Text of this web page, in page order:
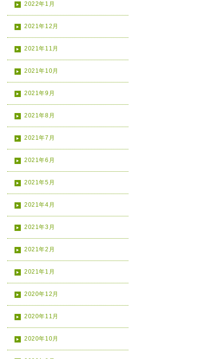
2022年1月
2021年12月
2021年11月
2021年10月
2021年9月
2021年8月
2021年7月
2021年6月
2021年5月
2021年4月
2021年3月
2021年2月
2021年1月
2020年12月
2020年11月
2020年10月